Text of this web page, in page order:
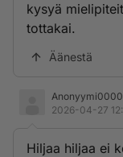
kysyä
tottakai.
Äänestä
2026-04-27
Hiljaa hiljaa ei